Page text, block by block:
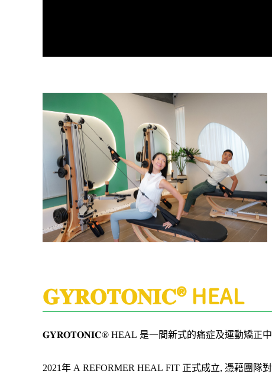
𝐆𝐘𝐑𝐎𝐓𝐎𝐍𝐈𝐂® HEAL
𝐆𝐘𝐑𝐎𝐓𝐎𝐍𝐈𝐂® HEAL 是一間新式的痛症及運動矯正中
2021年 A REFORMER HEAL FIT 正式成立, 憑藉團隊